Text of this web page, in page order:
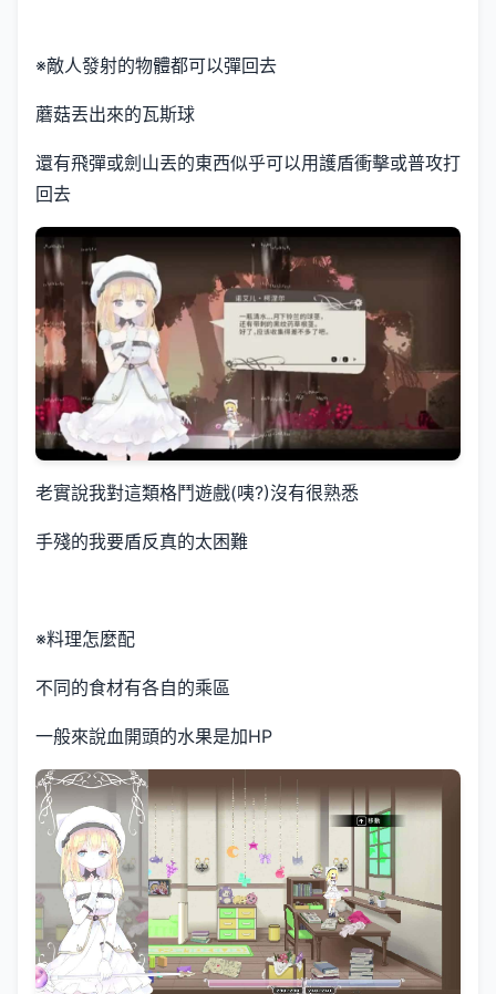
※敵人發射的物體都可以彈回去
蘑菇丟出來的瓦斯球
還有飛彈或劍山丟的東西似乎可以用護盾衝擊或普攻打
回去
老實說我對這類格鬥遊戲(咦?)沒有很熟悉
手殘的我要盾反真的太困難
※料理怎麼配
不同的食材有各自的乘區
一般來說血開頭的水果是加HP